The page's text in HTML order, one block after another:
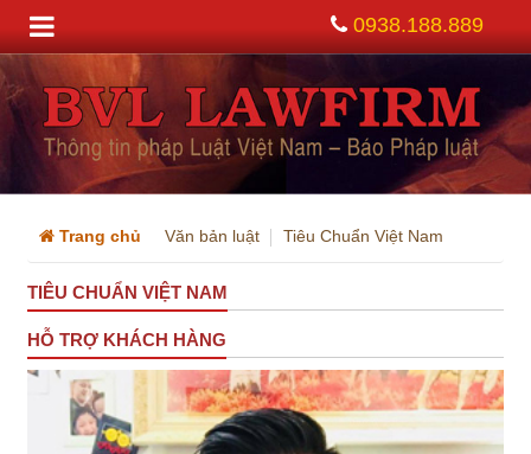
0938.188.889
Trang chủ Văn bản luật Tiêu Chuẩn Việt Nam
TIÊU CHUẨN VIỆT NAM
HỖ TRỢ KHÁCH HÀNG